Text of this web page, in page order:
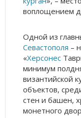
воплощением
Одной из
Севастополя –
«Херсонес
минимум
византийской
объектов,
стен и башен,
монетного